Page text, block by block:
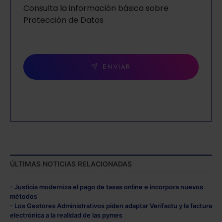
Consulta la información básica sobre
Protección de Datos
ENVIAR
ÚLTIMAS NOTICIAS RELACIONADAS
- Justicia moderniza el pago de tasas online e incorpora nuevos
métodos
- Los Gestores Administrativos piden adaptar Verifactu y la factura
electrónica a la realidad de las pymes